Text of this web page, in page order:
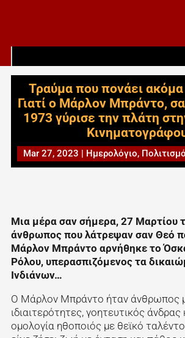
Τραύμα που πονάει
Γιατί ο Μάρλον Μπράντο,
1973 γύρισε την πλάτη
Mar 27, 2023 | Ημερολόγιο,
Μια μέρα σαν σήμερα, 27 Μαρτίου
άνθρωπος που λάτρεψαν σαν Θεό
Μάρλον Μπράντο αρνήθηκε το
Ρόλου, υπερασπιζόμενος τα
Ινδιάνων…
Ο Μάρλον Μπράντο ήταν άνθρωπος
ιδιαιτερότητες, γοητευτικός άνδρας
ομολογία ηθοποιός με θεϊκό